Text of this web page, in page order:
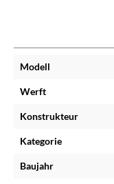
Modell
Werft
Konstrukteur
Kategorie
Baujahr